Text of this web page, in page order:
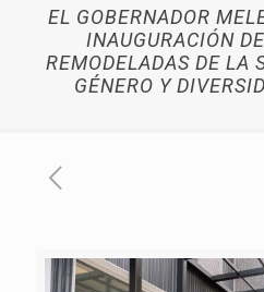
EL GOBERNADOR
INAUGURACIÓN
REMODELADAS DE LA
GÉNERO Y